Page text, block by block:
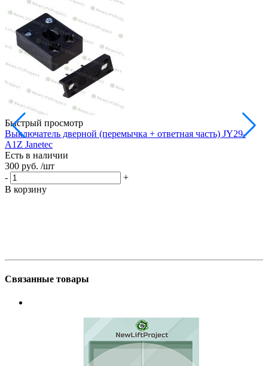
Быстрый просмотр
Выключатель дверной (перемычка + ответная часть) JY29-
A1Z Janetec
Есть в наличии
300 руб. /шт
-
+
В корзину
Связанные товары